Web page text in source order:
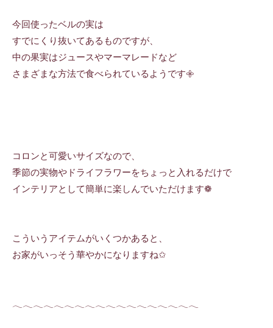
今回使ったベルの実は
すでにくり抜いてあるものですが、
中の果実はジュースやマーマレードなど
さまざまな方法で食べられているようです𖧷
コロンと可愛いサイズなので、
季節の実物やドライフラワーをちょっと入れるだけで
インテリアとして簡単に楽しんでいただけます❁
こういうアイテムがいくつかあると、
お家がいっそう華やかになりますね✩
𓂃𓂃𓂃𓂃𓂃𓂃𓂃𓂃𓂃𓂃𓂃𓂃𓂃𓂃𓂃𓂃𓂃𓂃